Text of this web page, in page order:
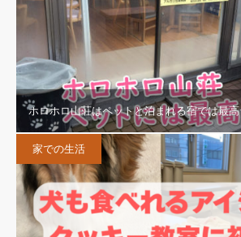
ホロホロ山荘はペットと泊まれる宿では最
家での生活